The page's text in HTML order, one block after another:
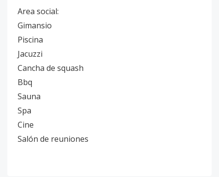
Area social:
Gimansio
Piscina
Jacuzzi
Cancha de squash
Bbq
Sauna
Spa
Cine
Salón de reuniones